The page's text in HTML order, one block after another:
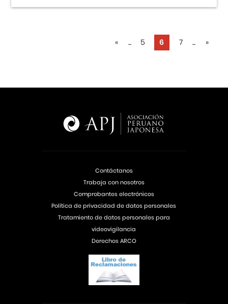
« ... 5 6 7 ... »
Contáctanos
Trabaja con nosotros
Comprobantes electrónicos
Política de privacidad de datos personales
Tratamiento de datos personales para
videovigilancia
Derechos ARCO